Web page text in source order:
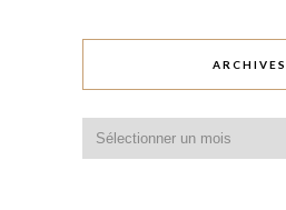
ARCHIVES